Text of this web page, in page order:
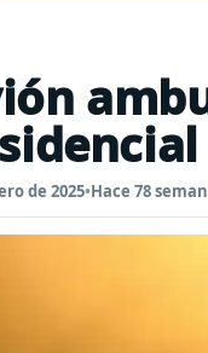
de 2025•Hace 78